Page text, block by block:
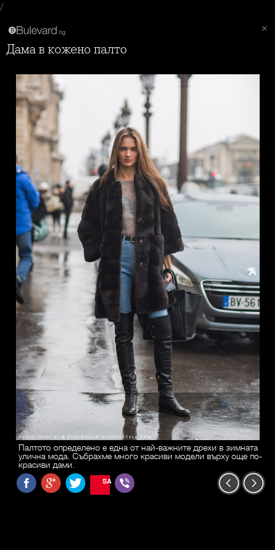
/
Дама в кожено палто
Палтото определено е една от най-важните дрехи в зимната
улична мода. Събрахме много красиви модели върху още по-
красиви дами.
SAVE